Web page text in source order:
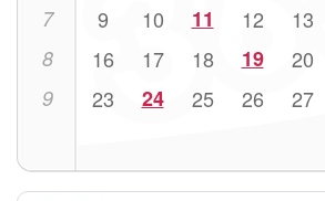
7 9 10 11 12 13
8 16 17 18 19 20
9 23 24 25 26 27